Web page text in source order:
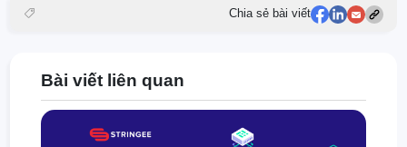
Chia sẻ bài viết
Bài viết liên quan